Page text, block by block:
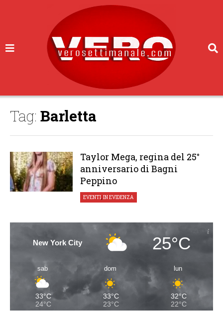
Tag: Barletta
Taylor Mega, regina del 25°
anniversario di Bagni
Peppino
EVENTI,IN EVIDENZA
New York City 25°C
sab
33°C
24°C
dom
33°C
23°C
lun
32°C
22°C